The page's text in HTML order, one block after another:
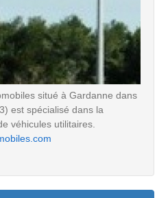
situé à Gardanne dans
est spécialisé dans la
véhicules utilitaires.